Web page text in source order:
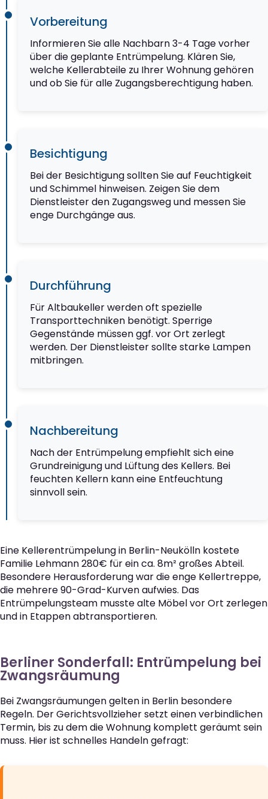
Vorbereitung
Informieren Sie alle Nachbarn 3-4 Tage vorher
über die geplante Entrümpelung. Klären Sie,
welche Kellerabteile zu Ihrer Wohnung gehören
und ob Sie für alle Zugangsberechtigung haben.
Besichtigung
Bei der Besichtigung sollten Sie auf Feuchtigkeit
und Schimmel hinweisen. Zeigen Sie dem
Dienstleister den Zugangsweg und messen Sie
enge Durchgänge aus.
Durchführung
Für Altbaukeller werden oft spezielle
Transporttechniken benötigt. Sperrige
Gegenstände müssen ggf. vor Ort zerlegt
werden. Der Dienstleister sollte starke Lampen
mitbringen.
Nachbereitung
Nach der Entrümpelung empfiehlt sich eine
Grundreinigung und Lüftung des Kellers. Bei
feuchten Kellern kann eine Entfeuchtung
sinnvoll sein.
Eine Kellerentrümpelung in Berlin-Neukölln kostete
Familie Lehmann 280€ für ein ca. 8m² großes Abteil.
Besondere Herausforderung war die enge Kellertreppe,
die mehrere 90-Grad-Kurven aufwies. Das
Entrümpelungsteam musste alte Möbel vor Ort zerlegen
und in Etappen abtransportieren.
Berliner Sonderfall: Entrümpelung bei
Zwangsräumung
Bei Zwangsräumungen gelten in Berlin besondere
Regeln. Der Gerichtsvollzieher setzt einen verbindlichen
Termin, bis zu dem die Wohnung komplett geräumt sein
muss. Hier ist schnelles Handeln gefragt: